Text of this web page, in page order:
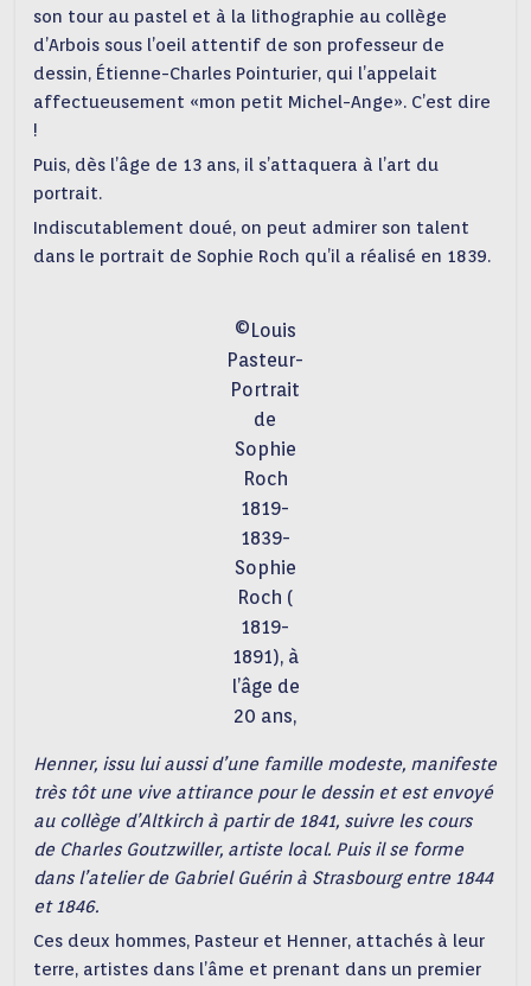
son tour au pastel et à la lithographie au collège
d’Arbois sous l’oeil attentif de son professeur de
dessin, Étienne-Charles Pointurier, qui l’appelait
affectueusement «mon petit Michel-Ange». C’est dire
!
Puis, dès l’âge de 13 ans, il s’attaquera à l’art du
portrait.
Indiscutablement doué, on peut admirer son talent
dans le portrait de Sophie Roch qu’il a réalisé en 1839.
©Louis
Pasteur-
Portrait
de
Sophie
Roch
1819-
1839-
Sophie
Roch (
1819-
1891), à
l’âge de
20 ans,
Henner, issu lui aussi d’une famille modeste, manifeste
très tôt une vive attirance pour le dessin et est envoyé
au collège d’Altkirch à partir de 1841, suivre les cours
de Charles Goutzwiller, artiste local. Puis il se forme
dans l’atelier de Gabriel Guérin à Strasbourg entre 1844
et 1846.
Ces deux hommes, Pasteur et Henner, attachés à leur
terre, artistes dans l’âme et prenant dans un premier